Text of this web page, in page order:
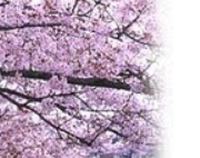
わたしはインドネ
Yamada san wa
です。 Penjelasan: •
bahasa Indonesia
artinya kata